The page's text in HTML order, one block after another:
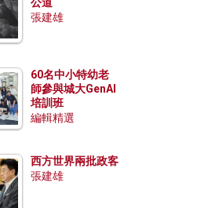
公道
張建雄
60名中小特幼老
師參與城大GenAI
培訓班
編輯精選
西方世界兩批政客
張建雄